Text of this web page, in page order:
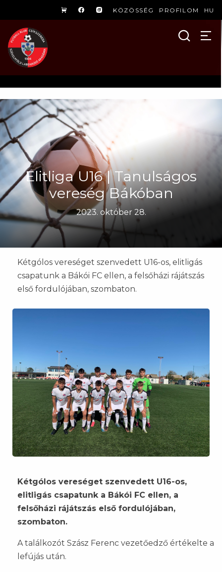
KÖZÖSSÉG PROFILOM HU
Elitliga U16 | Tanulságos
vereség Bákóban
2023. október 28.
Kétgólos vereséget szenvedett U16-os, elitligás
csapatunk a Bákói FC ellen, a felsőházi rájátszás
első fordulójában, szombaton.
Kétgólos vereséget szenvedett U16-os,
elitligás csapatunk a Bákói FC ellen, a
felsőházi rájátszás első fordulójában,
szombaton.
A találkozót Szász Ferenc vezetőedző értékelte a
lefújás után.